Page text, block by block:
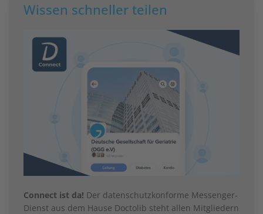
Wissen schneller teilen
Connect ist da! Der datenschutzkonforme Messenger-
Dienst aus dem Hause Doctolib steht allen Mitgliedern